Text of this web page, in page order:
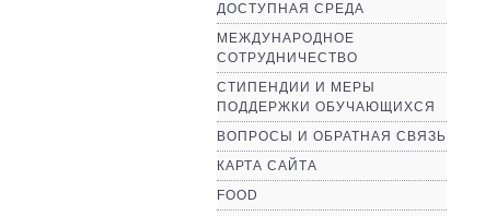
ДОСТУПНАЯ СРЕДА
МЕЖДУНАРОДНОЕ
СОТРУДНИЧЕСТВО
СТИПЕНДИИ И МЕРЫ
ПОДДЕРЖКИ ОБУЧАЮЩИХСЯ
ВОПРОСЫ И ОБРАТНАЯ СВЯЗЬ
КАРТА САЙТА
FOOD